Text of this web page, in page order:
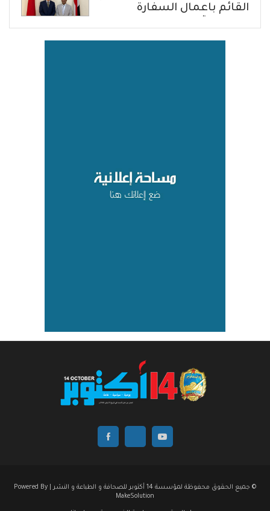
القائم باعمال السفارة
المشترك
© جميع الحقوق محفوظة لمؤسسة 14 أكتوبر للصحافة و الطباعة و النشر | Powered By
MakeSolution